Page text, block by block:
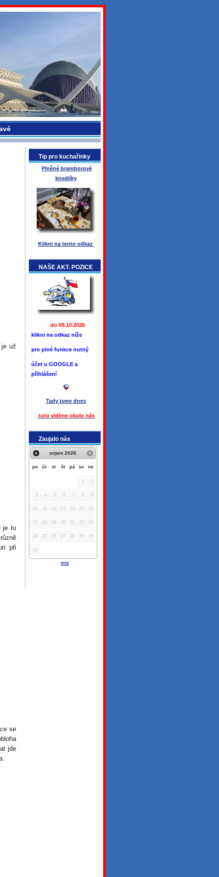
Tip pro kuchařinky
Plněné bramborové
knedlíky
Klikni na tento odkaz
NAŠE AKT. POZICE
do 09.10.2026
klikni na odkaz níže
pro plné funkce nutný
účet u GOOGLE a
přihlášení
Tady jsme dnes
toto vidíme okolo nás
Zaujalo nás
srpen 2026
po út st čt pá so ne
1 2
3 4 5 6 7 8 9
10 11 12 13 14 15 16
17 18 19 20 21 22 23
24 25 26 27 28 29 30
31
RSS
je už
je tu
při
se
jde